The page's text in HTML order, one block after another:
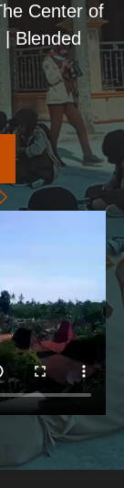
Center of
Blended